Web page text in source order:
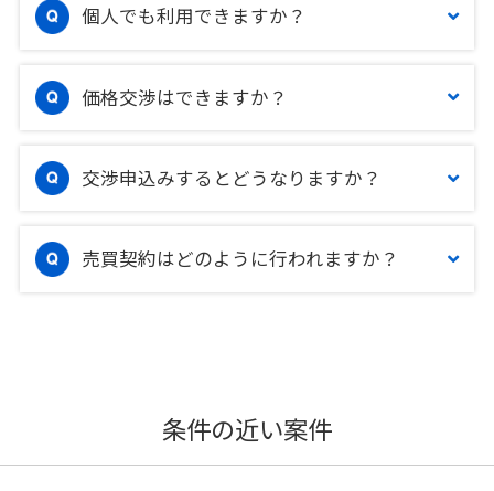
個人でも利用できますか？
価格交渉はできますか？
交渉申込みするとどうなりますか？
売買契約はどのように行われますか？
条件の近い案件